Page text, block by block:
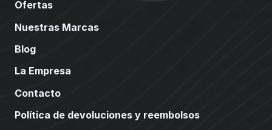
Ofertas
Nuestras Marcas
Blog
La Empresa
Contacto
Política de devoluciones y reembolsos